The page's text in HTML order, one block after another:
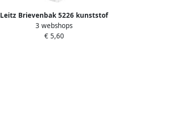
Leitz Brievenbak 5226 kunststof
transparant
3 webshops
€ 5,60